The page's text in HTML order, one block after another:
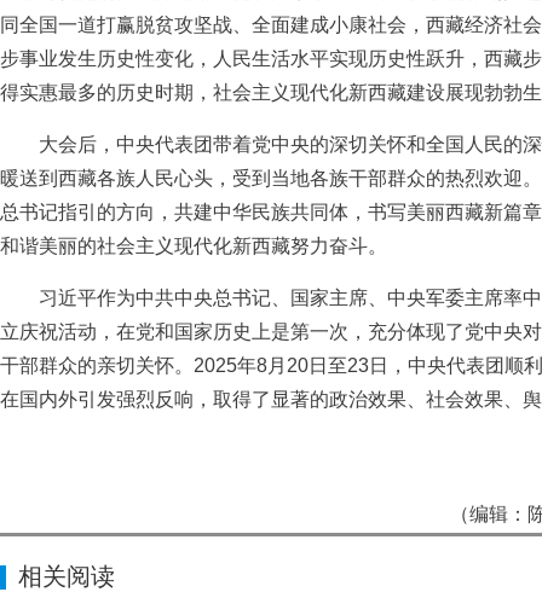
同全国一道打赢脱贫攻坚战、全面建成小康社会，西藏经济社
步事业发生历史性变化，人民生活水平实现历史性跃升，西藏
得实惠最多的历史时期，社会主义现代化新西藏建设展现勃勃
大会后，中央代表团带着党中央的深切关怀和全国人民的
暖送到西藏各族人民心头，受到当地各族干部群众的热烈欢迎
总书记指引的方向，共建中华民族共同体，书写美丽西藏新篇
和谐美丽的社会主义现代化新西藏努力奋斗。
习近平作为中共中央总书记、国家主席、中央军委主席率
立庆祝活动，在党和国家历史上是第一次，充分体现了党中央
干部群众的亲切关怀。2025年8月20日至23日，中央代表团顺
在国内外引发强烈反响，取得了显著的政治效果、社会效果、
（编辑：
相关阅读